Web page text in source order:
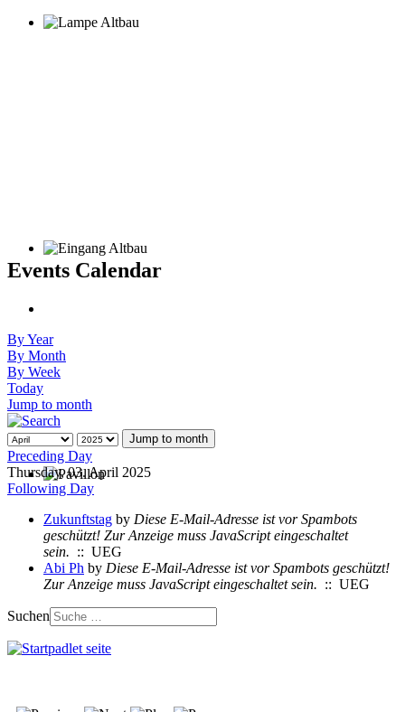
Events Calendar
By Year
By Month
By Week
Today
Jump to month
Jump to month
Preceding Day
Thursday, 03. April 2025
Following Day
Zukunftstag by Diese E-Mail-Adresse ist vor Spambots
geschützt! Zur Anzeige muss JavaScript eingeschaltet
sein. :: UEG
Abi Ph by Diese E-Mail-Adresse ist vor Spambots geschützt!
Zur Anzeige muss JavaScript eingeschaltet sein. :: UEG
Suchen